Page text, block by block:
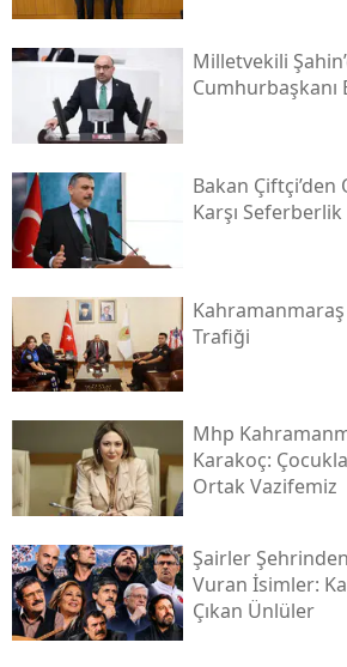
Milletvekili
Cumhurbaşkanı
Bakan Çiftçi’den
Karşı Seferberlik
Trafiği
Mhp
Karakoç:
Ortak Vazifemiz
Şairler
Vuran İsimler:
Çıkan Ünlüler